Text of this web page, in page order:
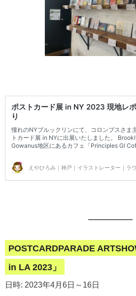
POSTCARDPARADE
in LA 2023」
日時: 2023年4月6日～16日